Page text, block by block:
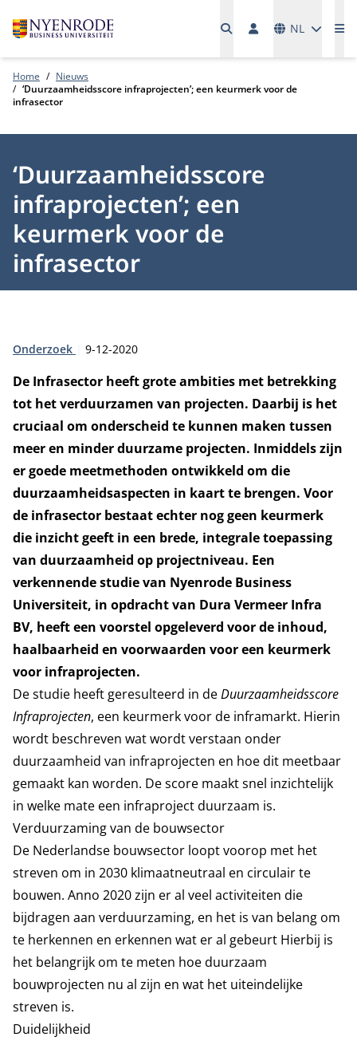
NL
Home
Nieuws
‘Duurzaamheidsscore infraprojecten’; een keurmerk voor de
infrasector
‘Duurzaamheidsscore
infraprojecten’; een
keurmerk voor de
infrasector
Type:
Onderzoek Publicatiedatum:
9-12-2020
De Infrasector heeft grote ambities met betrekking
tot het verduurzamen van projecten. Daarbij is het
cruciaal om onderscheid te kunnen maken tussen
meer en minder duurzame projecten. Inmiddels zijn
er goede meetmethoden ontwikkeld om die
duurzaamheidsaspecten in kaart te brengen. Voor
de infrasector bestaat echter nog geen keurmerk
die inzicht geeft in een brede, integrale toepassing
van duurzaamheid op projectniveau. Een
verkennende studie van Nyenrode Business
Universiteit, in opdracht van Dura Vermeer Infra
BV, heeft een voorstel opgeleverd voor de inhoud,
haalbaarheid en voorwaarden voor een keurmerk
voor infraprojecten.
De studie heeft geresulteerd in deDuurzaamheidsscore
Infraprojecten, een keurmerk voor de inframarkt. Hierin
wordt beschreven wat wordt verstaan onder
duurzaamheid van infraprojecten en hoe dit meetbaar
gemaakt kan worden. De score maakt snel inzichtelijk
in welke mate een infraproject duurzaam is.
Verduurzaming van de bouwsector
De Nederlandse bouwsector loopt voorop met het
streven om in 2030 klimaatneutraal en circulair te
bouwen. Anno 2020 zijn er al veel activiteiten die
bijdragen aan verduurzaming, en het is van belang om
te herkennen en erkennen wat er al gebeurt Hierbij is
het belangrijk om te meten hoe duurzaam
bouwprojecten nu al zijn en wat het uiteindelijke
streven is.
Duidelijkheid